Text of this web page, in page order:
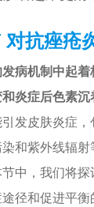
抗痤疮
病机制中起
炎症后色素沉
发皮肤炎症
和紫外线辐
中，我们将
径和促进平